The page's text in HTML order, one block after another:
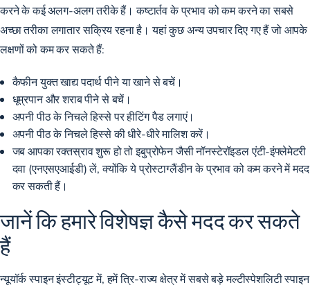
करने के कई अलग-अलग तरीके हैं। कष्टार्तव के प्रभाव को कम करने का सबसे
अच्छा तरीका लगातार सक्रिय रहना है। यहां कुछ अन्य उपचार दिए गए हैं जो आपके
लक्षणों को कम कर सकते हैं:
कैफीन युक्त खाद्य पदार्थ पीने या खाने से बचें।
धूम्रपान और शराब पीने से बचें।
अपनी पीठ के निचले हिस्से पर हीटिंग पैड लगाएं।
अपनी पीठ के निचले हिस्से की धीरे-धीरे मालिश करें।
जब आपका रक्तस्राव शुरू हो तो इबुप्रोफेन जैसी नॉनस्टेरॉइडल एंटी-इंफ्लेमेटरी
दवा (एनएसएआईडी) लें, क्योंकि ये प्रोस्टाग्लैंडीन के प्रभाव को कम करने में मदद
कर सकती हैं।
जानें कि हमारे विशेषज्ञ कैसे मदद कर सकते
हैं
न्यूयॉर्क स्पाइन इंस्टीट्यूट में, हमें त्रि-राज्य क्षेत्र में सबसे बड़े मल्टीस्पेशलिटी स्पाइन